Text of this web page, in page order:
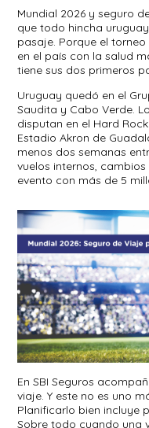
Mundial 2026 y seguro
que todo hincha
pasaje. Porque el
en el país con la salud
tiene sus dos primeros
Uruguay quedó en el
Saudita y Cabo Verde.
disputan en el Hard
Estadio Akron de
menos dos semanas
vuelos internos,
evento con más de 5
En SBI Seguros
viaje. Y este no es uno
Planificarlo bien incluye
Sobre todo cuando una